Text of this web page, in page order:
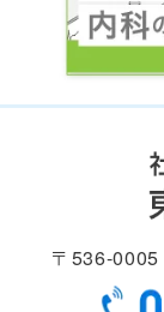
〒536-0005